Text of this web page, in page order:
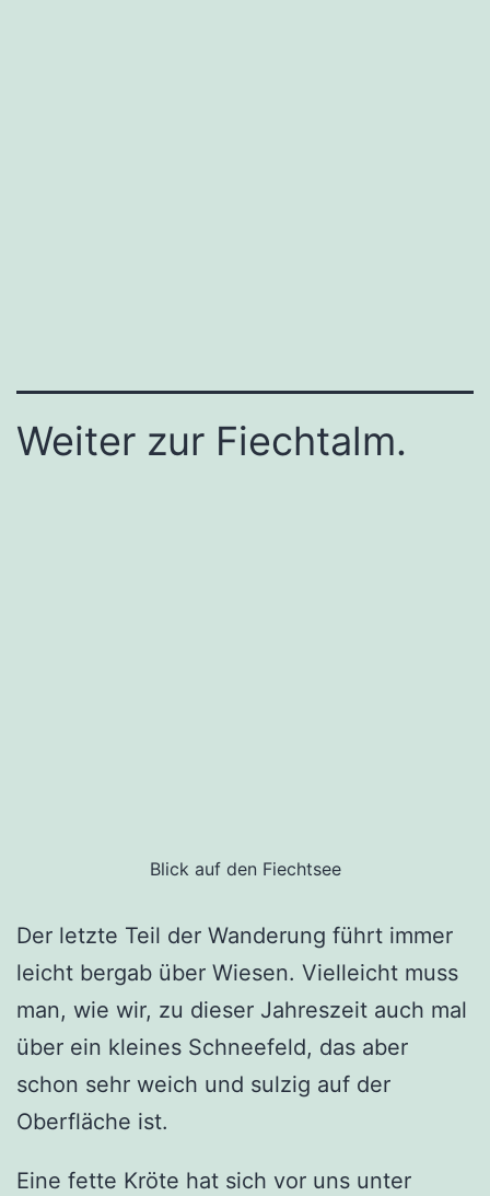
Weiter zur Fiechtalm.
Blick auf den Fiechtsee
Der letzte Teil der Wanderung führt immer
leicht bergab über Wiesen. Vielleicht muss
man, wie wir, zu dieser Jahreszeit auch mal
über ein kleines Schneefeld, das aber
schon sehr weich und sulzig auf der
Oberfläche ist.
Eine fette Kröte hat sich vor uns unter